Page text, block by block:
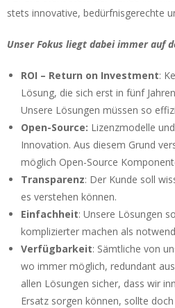
stets innovative, bedürfnisgerechte
Unser Fokus liegt dabei immer auf
ROI – Return on Investment:
Lösung, die sich erst in fünf
Unsere Lösungen müssen so
Open-Source: Lizenzmodelle
Innovation. Aus diesem Grund
möglich Open-Source
Transparenz: Der Kunde soll
es verstehen können.
Einfachheit: Unsere Lösungen
komplizierter machen als
Verfügbarkeit: Sämtliche von
wo immer möglich, redundant
allen Lösungen sicher, dass wir
Ersatz sorgen können, sollte